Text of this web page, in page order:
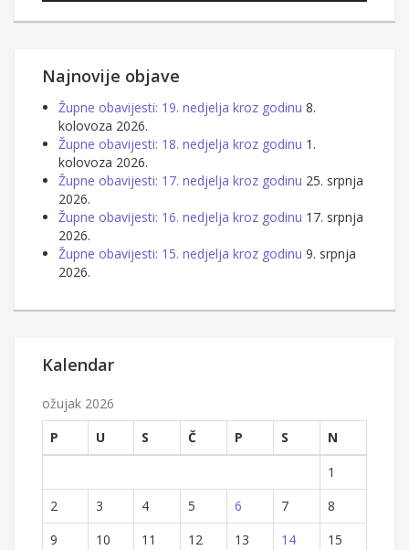
Najnovije objave
Župne obavijesti: 19. nedjelja kroz godinu 8.
kolovoza 2026.
Župne obavijesti: 18. nedjelja kroz godinu 1.
kolovoza 2026.
Župne obavijesti: 17. nedjelja kroz godinu 25. srpnja
2026.
Župne obavijesti: 16. nedjelja kroz godinu 17. srpnja
2026.
Župne obavijesti: 15. nedjelja kroz godinu 9. srpnja
2026.
Kalendar
ožujak 2026
P
U S Č P S
N
1
2
3 4 5 6 7
8
9
10 11 12 13 14
15